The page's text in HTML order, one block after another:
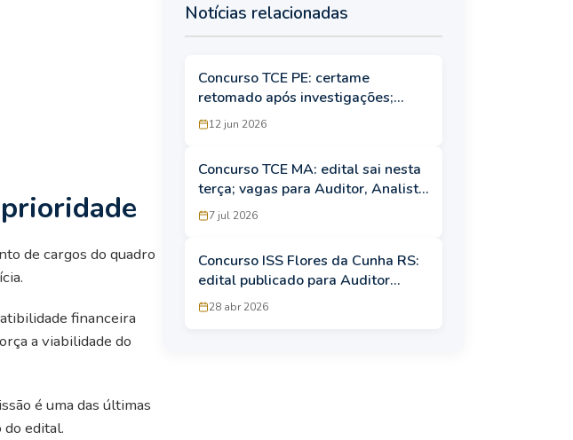
de cargos do quadro
financeira
a viabilidade do
é uma das últimas
edital.
Notícias relacionadas
Concurso TCE PE: certame
retomado após investigações;
provas de quatro cargos
12 jun 2026
Concurso TCE MA: edital sai nesta
terça; vagas para Auditor, Analista
e Técnico; provas em novembro
7 jul 2026
Concurso ISS Flores da Cunha RS:
edital publicado para Auditor
Tributário com salário de R$ 7,8
28 abr 2026